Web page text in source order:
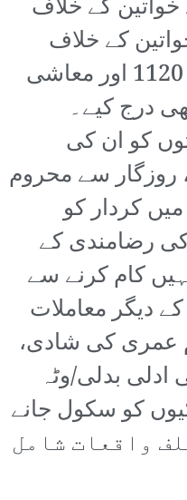
کے خلاف
کے 130، خواتین کے خلاف
زبانی یا ذہنی تشدد کے 1120 اور معاشی
بھی درج کیے۔
کو ان کی
روزگار سے محروم
کردار کو
کی رضامندی کے
کام کرنے سے
دیگر معاملات
عمری کی شادی،
بدلی/وٹہ
کو سکول جانے
کے 385 مختلف واقعات شامل